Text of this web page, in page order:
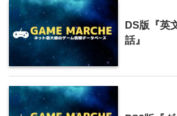
DS版『英
話』